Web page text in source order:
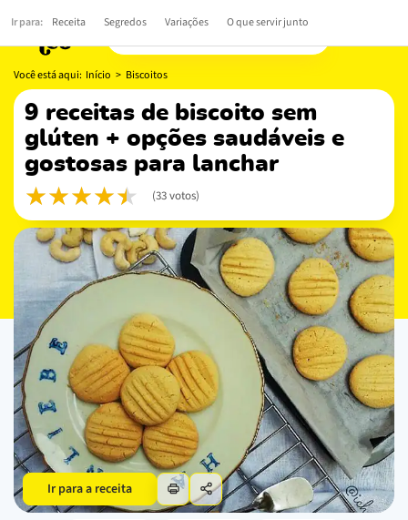
Você está aqui: Início > Biscoitos
9 receitas de biscoito sem
glúten + opções saudáveis e
gostosas para lanchar
(33 votos)
Ir para a receita
Ir para: Receita Segredos Variações O que servir junto